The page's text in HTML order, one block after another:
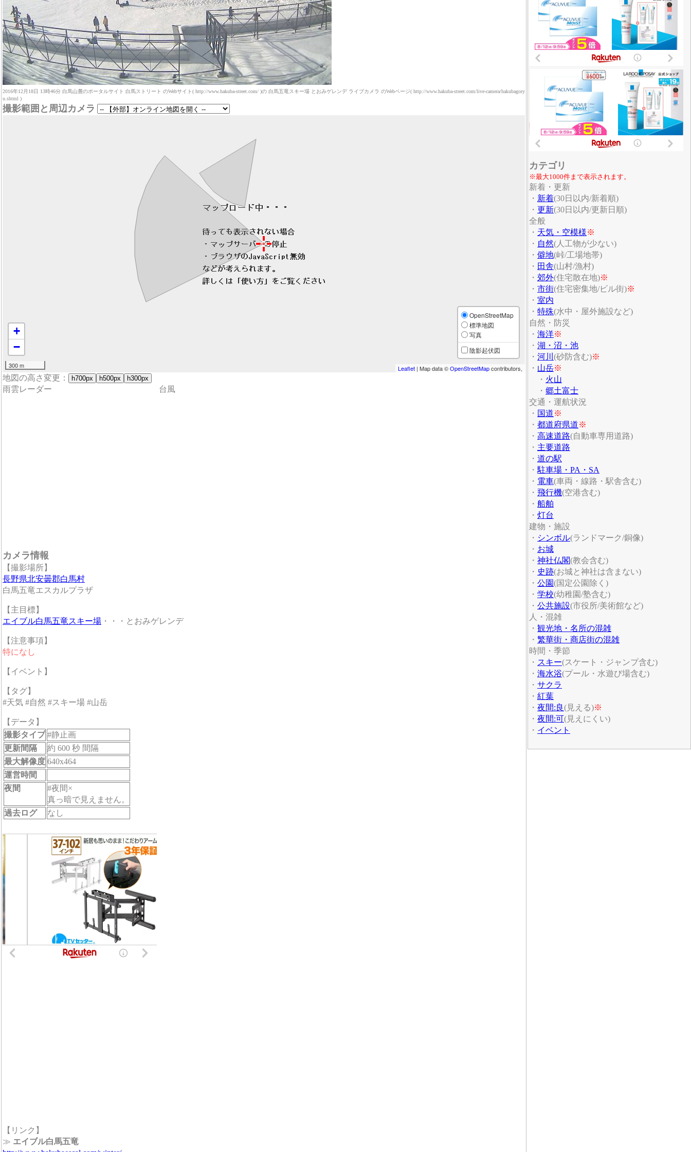
2016年12月18日 13時46分 白馬山麓のポータルサイト 白馬ストリート のWebサイト( http://www.hakuba-street.com/ )の 白馬五竜スキー場 とおみゲレンデ ライブカメラ のWebページ( http://www.hakuba-street.com/live-camera/hakubagory
u.shtml )
撮影範囲と周辺カメラ
+
−
300 m
OpenStreetMap
標準地図
写真
陰影起伏図
Leaflet | Map data ©OpenStreetMapcontributors,
地図の高さ変更： h700px h500px h300px
雨雲レーダー 台風
カメラ情報
【撮影場所】
長野県北安曇郡白馬村
白馬五竜エスカルプラザ
【主目標】
エイブル白馬五竜スキー場 ・・・とおみゲレンデ
【注意事項】
特になし
【イベント】
【タグ】
#天気 #自然 #スキー場 #山岳
【データ】
撮影タイプ #静止画
更新間隔
約 600 秒 間隔
最大解像度 640x464
運営時間
夜間
#夜間×
真っ暗で見えません。
過去ログ
なし
【リンク】
≫ エイブル白馬五竜
カテゴリ
※最大1000件まで表示されます。
新着・更新
・ 新着(30日以内/新着順)
・ 更新(30日以内/更新日順)
全般
・ 天気・空模様※
・ 自然(人工物が少ない)
・ 僻地(峠/工場地帯)
・ 田舎(山村/漁村)
・ 郊外(住宅散在地)※
・ 市街(住宅密集地/ビル街)※
・ 室内
・ 特殊(水中・屋外施設など)
自然・防災
・ 海洋※
・ 湖・沼・池
・ 河川 (砂防含む)※
・ 山岳※
・ 火山
・ 郷土富士
交通・運航状況
・ 国道※
・ 都道府県道※
・ 高速道路(自動車専用道路)
・ 主要道路
・ 道の駅
・ 駐車場・PA・SA
・ 電車(車両・線路・駅舎含む)
・ 飛行機(空港含む)
・ 船舶
・ 灯台
建物・施設
・ シンボル(ランドマーク/銅像)
・ お城
・ 神社仏閣(教会含む)
・ 史跡(お城と神社は含まない)
・ 公園(国定公園除く)
・ 学校(幼稚園/塾含む)
・ 公共施設(市役所/美術館など)
人・混雑
・ 観光地・名所の混雑
・ 繁華街・商店街の混雑
時間・季節
・ スキー(スケート・ジャンプ含む)
・ 海水浴(プール・水遊び場含む)
・ サクラ
・ 紅葉
・ 夜間:良(見える)※
・ 夜間:可(見えにくい)
・ イベント